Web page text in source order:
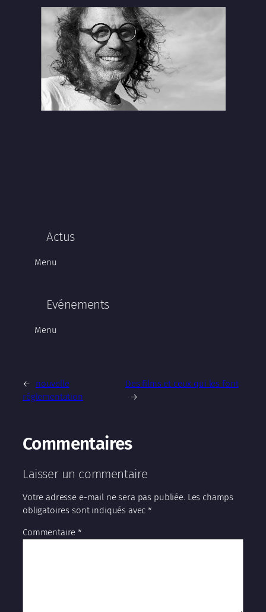
Actus
Menu
Evénements
Menu
←
nouvelle
réglementation
Des films et ceux qui les font
→
Commentaires
Laisser un commentaire
Votre adresse e-mail ne sera pas publiée. Les champs
obligatoires sont indiqués avec*
Commentaire*